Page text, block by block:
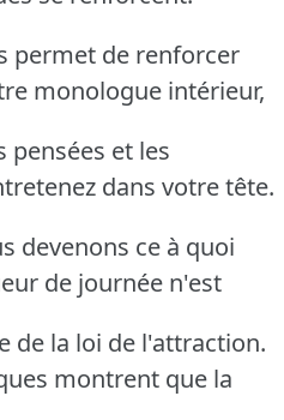
permet de renforcer
monologue intérieur,
pensées et les
dans votre tête.
devenons ce à quoi
de journée n'est
de la loi de l'attraction.
montrent que la